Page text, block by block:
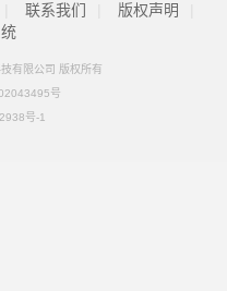
联系我们 版权声明
有限公司 版权所有
号
号-1